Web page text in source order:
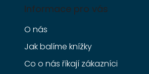
Informace pro vás
O nás
Jak balíme knížky
Co o nás říkají zákazníci